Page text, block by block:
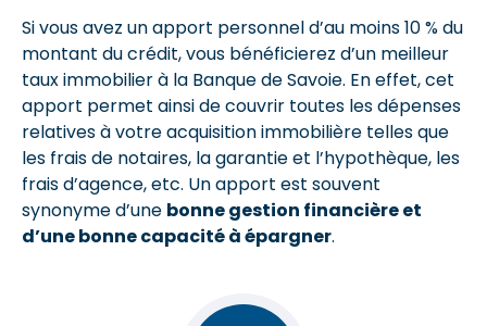
Si vous avez un apport personnel d’au moins 10 % du
montant du crédit, vous bénéficierez d’un meilleur
taux immobilier à la Banque de Savoie. En effet, cet
apport permet ainsi de couvrir toutes les dépenses
relatives à votre acquisition immobilière telles que
les frais de notaires, la garantie et l’hypothèque, les
frais d’agence, etc. Un apport est souvent
synonyme d’une bonne gestion financière et
d’une bonne capacité à épargner.